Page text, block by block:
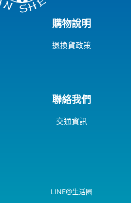
購物說明
退換貨政策
聯絡我們
交通資訊
LINE@生活圈